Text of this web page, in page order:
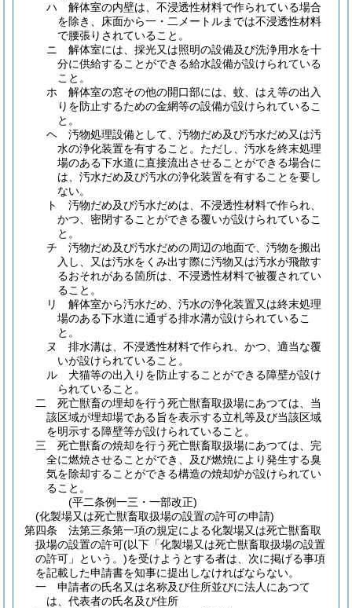
ハ
解体室の内壁は、不浸透性材料で作られている場合
を除き、床面から一・二メートルまでは不浸透性材料
で腰張りされていること。
ニ
解体室には、採光又は照明の設備及び洗浄用水を十
分に供給することができる給水設備が設けられている
こと。
ホ
解体室の窓その他の開口部には、蚊、はえ等の出入
りを防止するための金網等の設備が設けられているこ
と。
ヘ
汚物処理設備として、汚物だめ及び汚水だめ又は汚
水の浄化装置を有すること。 ただし、汚水を終末処理
場のある下水道に直接流出させることができる場合に
は、汚水だめ及び汚水の浄化装置を有することを要し
ない。
ト
汚物だめ及び汚水だめは、不浸透性材料で作られ、
かつ、密閉することができる覆いが設けられているこ
と。
チ
汚物だめ及び汚水だめの周辺の地面で、汚物を搬出
入し、又は汚水をくみ出す際に汚物又は汚水が飛散す
るおそれがある箇所は、不浸透性材料で被覆されてい
ること。
リ
解体室から汚水だめ、汚水の浄化装置又は終末処理
場のある下水道に通ずる排水溝が設けられているこ
と。
ヌ
排水溝は、不浸透性材料で作られ、かつ、適当な覆
いが設けられていること。
ル
犬猫等の出入りを防止することができる障壁が設け
られていること。
二
死亡獣畜の埋却を行う死亡獣畜取扱場にあつては、当
該区域が埋却場である旨を表示する立札等及び当該区域
を明示する障壁等が設けられていること。
三
死亡獣畜の焼却を行う死亡獣畜取扱場にあつては、完
全に燃焼させることができ、及び燃焼により発生する臭
気を除却することができる構造の焼却炉が設けられてい
ること。
(平二条例一三・一部改正)
(化製場又は死亡獣畜取扱場の設置の許可の申請)
第四条
法第三条第一項の規定による化製場又は死亡獣畜取
扱場の設置の許可(以下「化製場又は死亡獣畜取扱場の設置
の許可」という。)を受けようとする者は、次に掲げる事項
を記載した申請書を知事に提出しなければならない。
一
申請者の氏名又は名称及び住所並びに法人にあつて
は、代表者の氏名及び住所